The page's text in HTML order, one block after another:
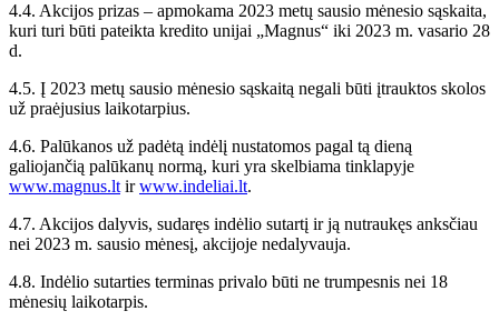
4.4. Akcijos prizas – apmokama 2023 metų sausio mėnesio sąskaita,
kuri turi būti pateikta kredito unijai „Magnus“ iki 2023 m. vasario 28
d.
4.5. Į 2023 metų sausio mėnesio sąskaitą negali būti įtrauktos skolos
už praėjusius laikotarpius.
4.6. Palūkanos už padėtą indėlį nustatomos pagal tą dieną
galiojančią palūkanų normą, kuri yra skelbiama tinklapyje
www.magnus.ltirwww.indeliai.lt.
4.7. Akcijos dalyvis, sudaręs indėlio sutartį ir ją nutraukęs anksčiau
nei 2023 m. sausio mėnesį, akcijoje nedalyvauja.
4.8. Indėlio sutarties terminas privalo būti ne trumpesnis nei 18
mėnesių laikotarpis.